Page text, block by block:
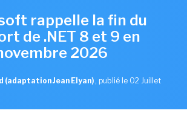
rappelle la fin du
de .NET 8 et 9 en
2026
(adaptation Jean Elyan) , publié le 02 Juillet